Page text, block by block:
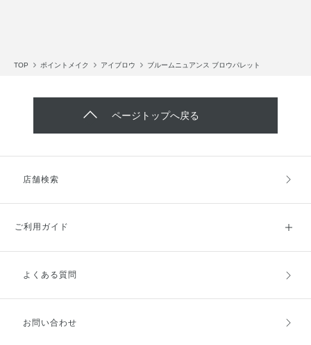
TOP ポイントメイク アイブロウ ブルームニュアンス ブロウパレット
ページトップへ戻る
店舗検索
ご利用ガイド
ご利用ガイドトップ
お支払方法
よくある質問
お問い合わせ